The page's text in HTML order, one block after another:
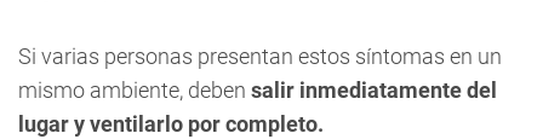
Si varias personas presentan estos síntomas en un
mismo ambiente, deben salir inmediatamente del
lugar y ventilarlo por completo.